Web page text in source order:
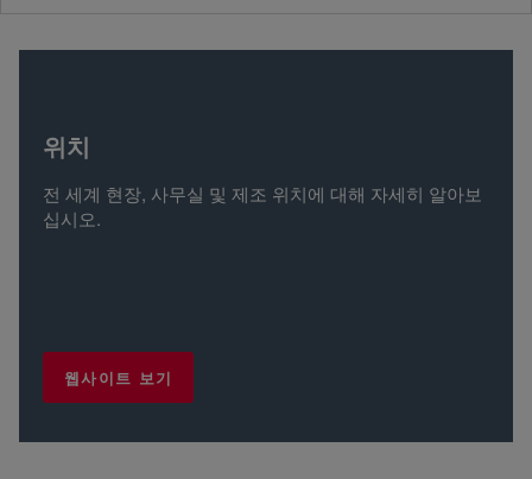
위치
전 세계 현장, 사무실 및 제조 위치에 대해 자세히 알아보
십시오.
웹사이트 보기